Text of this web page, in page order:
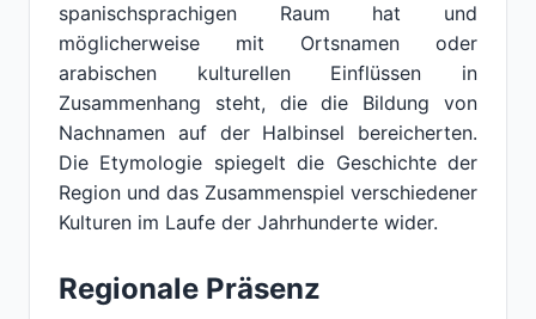
spanischsprachigen Raum hat und
möglicherweise mit Ortsnamen oder
arabischen kulturellen Einflüssen in
Zusammenhang steht, die die Bildung von
Nachnamen auf der Halbinsel bereicherten.
Die Etymologie spiegelt die Geschichte der
Region und das Zusammenspiel verschiedener
Kulturen im Laufe der Jahrhunderte wider.
Regionale Präsenz